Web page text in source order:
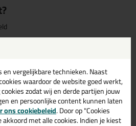
vergelijkbare technieken. Naast
waardoor de website goed werkt,
zodat wij en derde partijen jouw
en persoonlijke content kunnen laten
ons cookiebeleid. Door op "Cookies
met alle cookies. Indien je kiest